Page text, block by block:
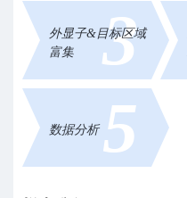
外显子&目标区域
富集
3
数据分析 5